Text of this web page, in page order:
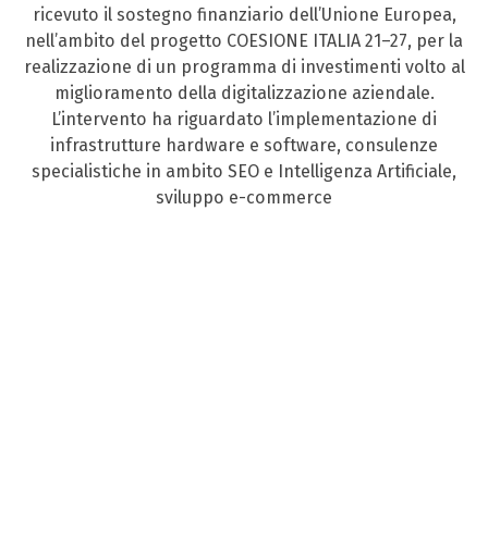
ricevuto il sostegno finanziario dell’Unione Europea,
nell’ambito del progetto COESIONE ITALIA 21–27, per la
realizzazione di un programma di investimenti volto al
miglioramento della digitalizzazione aziendale.
L’intervento ha riguardato l’implementazione di
infrastrutture hardware e software, consulenze
specialistiche in ambito SEO e Intelligenza Artificiale,
sviluppo e-commerce